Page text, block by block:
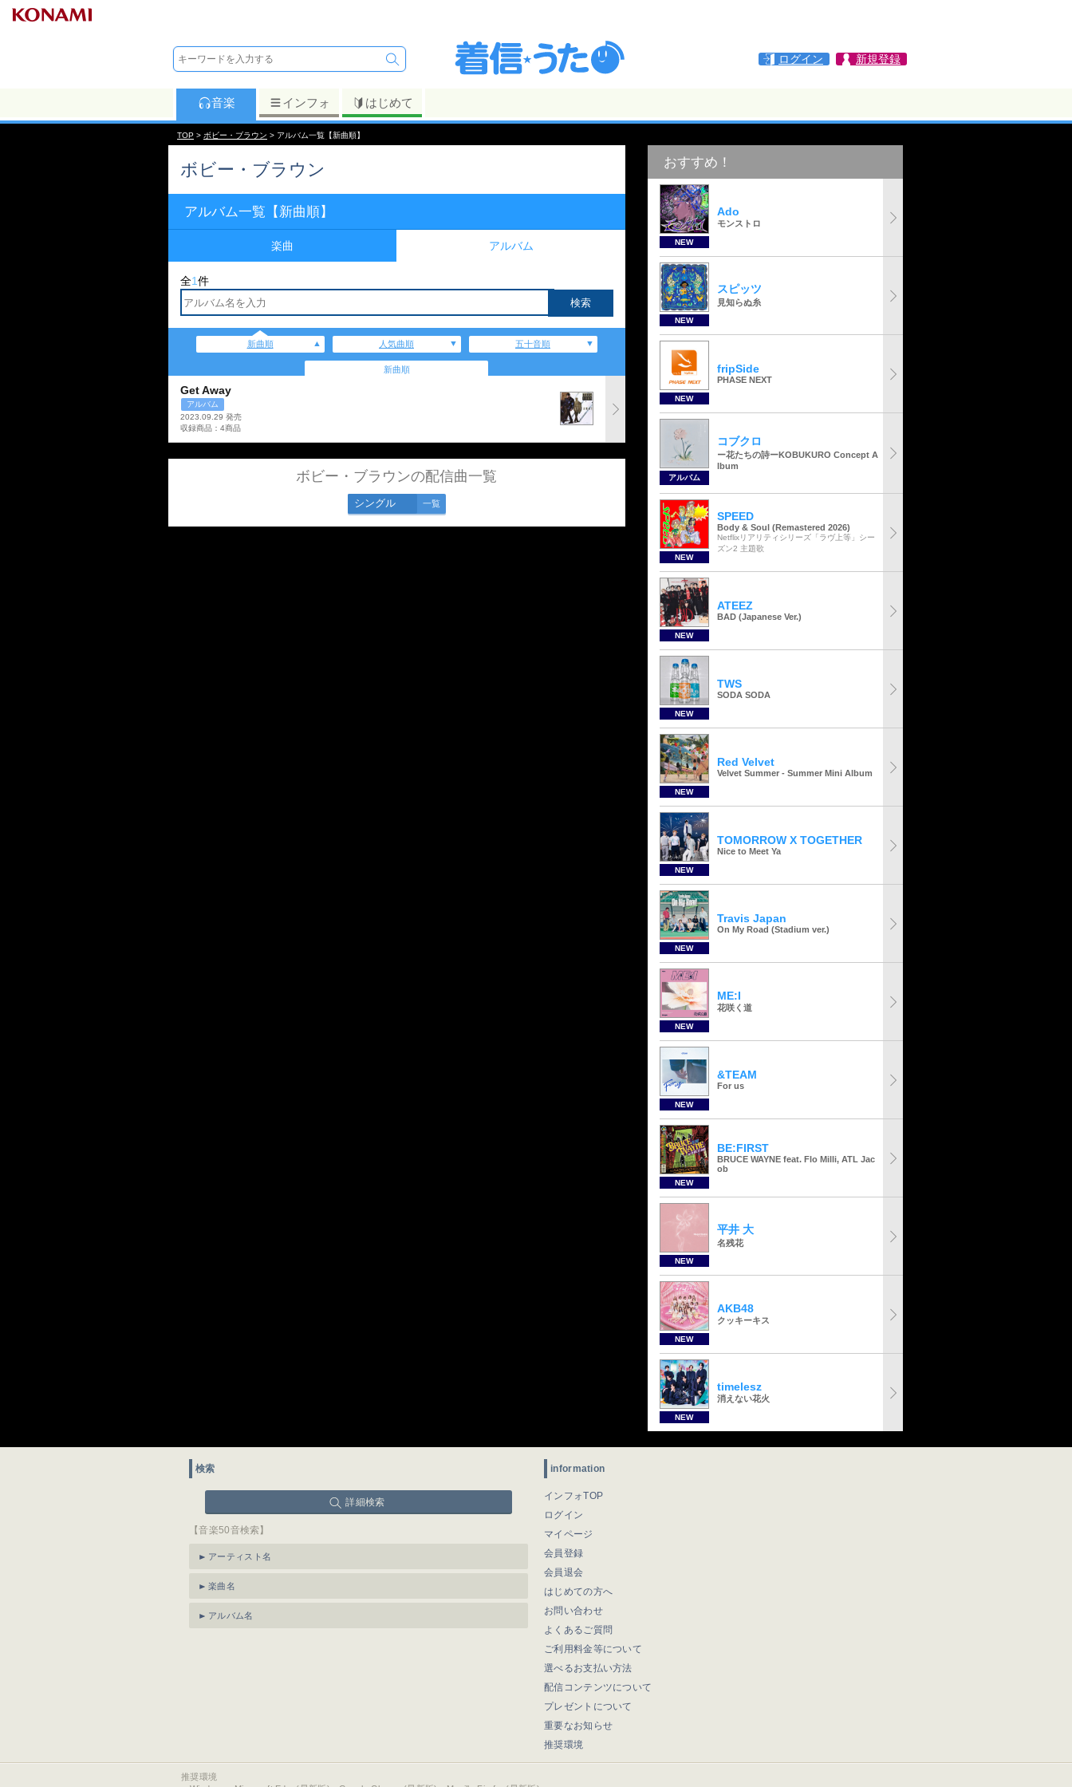
ログイン 新規登録
音楽 インフォ はじめて
TOP > ボビー・ブラウン > アルバム一覧【新曲順】
ボビー・ブラウン
アルバム一覧【新曲順】
楽曲 アルバム
全1件
新曲順 人気曲順 五十音順
新曲順
Get Away
アルバム
2023.09.29 発売
収録商品：4商品
ボビー・ブラウンの配信曲一覧
シングル 一覧
おすすめ！
NEW
Ado
モンストロ
NEW
スピッツ
見知らぬ糸
NEW
fripSide
PHASE NEXT
アルバム
コブクロ
ー花たちの詩ーKOBUKURO Concept A
lbum
NEW
SPEED
Body & Soul (Remastered 2026)
Netflixリアリティシリーズ「ラヴ上等」シー
ズン2 主題歌
NEW
ATEEZ
BAD (Japanese Ver.)
NEW
TWS
SODA SODA
NEW
Red Velvet
Velvet Summer - Summer Mini Album
NEW
TOMORROW X TOGETHER
Nice to Meet Ya
NEW
Travis Japan
On My Road (Stadium ver.)
NEW
ME:I
花咲く道
NEW
&TEAM
For us
NEW
BE:FIRST
BRUCE WAYNE feat. Flo Milli, ATL Jac
ob
NEW
平井 大
名残花
NEW
AKB48
クッキーキス
NEW
timelesz
消えない花火
検索
詳細検索
【音楽50音検索】
アーティスト名
楽曲名
アルバム名
information
インフォTOP
ログイン
マイページ
会員登録
会員退会
はじめての方へ
お問い合わせ
よくあるご質問
ご利用料金等について
選べるお支払い方法
配信コンテンツについて
プレゼントについて
重要なお知らせ
推奨環境
推奨環境